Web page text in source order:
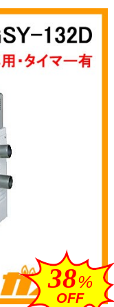
38%
OFF